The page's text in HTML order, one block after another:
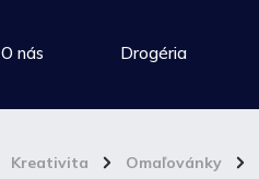
O nás Drogéria
Kreativita / Omaľovánky /